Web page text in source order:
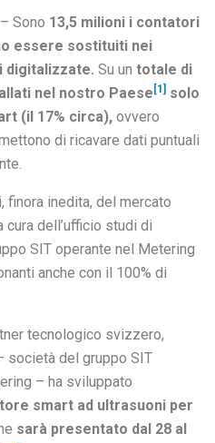
Sono 13,5 milioni i contatori
essere sostituiti nei
digitalizzate. Su un totale di
nel nostro Paese [1] solo
(il 17% circa), ovvero
di ricavare dati puntuali
finora inedita, del mercato
dell’ufficio studi di
SIT operante nel Metering
anche con il 100% di
tecnologico svizzero,
società del gruppo SIT
– ha sviluppato
smart ad ultrasuoni per
sarà presentato dal 28 al